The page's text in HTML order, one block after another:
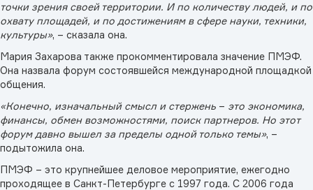
точки зрения своей территории. И по количеству людей, и по
охвату площадей, и по достижениям в сфере науки, техники,
культуры», – сказала она.
Мария Захарова также прокомментировала значение ПМЭФ.
Она назвала форум состоявшейся международной площадкой
общения.
«Конечно, изначальный смысл и стержень – это экономика,
финансы, обмен возможностями, поиск партнеров. Но этот
форум давно вышел за пределы одной только темы», –
подытожила она.
ПМЭФ – это крупнейшее деловое мероприятие, ежегодно
проходящее в Санкт-Петербурге с 1997 года. С 2006 года